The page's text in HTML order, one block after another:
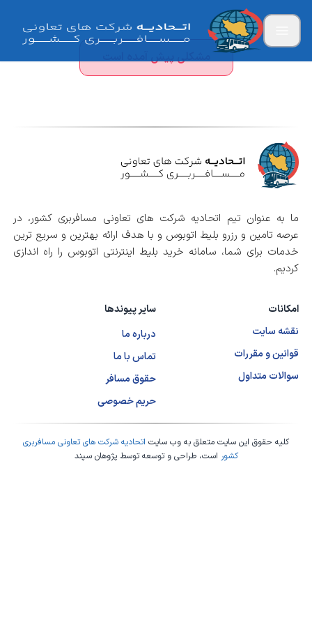
مشکلی پیش آمده است
ما به عنوان تیم اتحادیه شرکت های تعاونی مسافربری کشور، در
عرصه تامین و رزرو بلیط اتوبوس و با هدف ارائه بهترین و سریع ترین
خدمات برای شما، سامانه خرید بلیط اینترنتی اتوبوس را راه اندازی
کردیم.
امکانات
نقشه سایت
قوانین و مقررات
سوالات متداول
سایر پیوندها
درباره ما
تماس با ما
حقوق مسافر
حریم خصوصی
کلیه حقوق این سایت متعلق به وب سایت اتحادیه شرکت های تعاونی مسافربری
کشور است، طراحی و توسعه توسطپژوهان سپند